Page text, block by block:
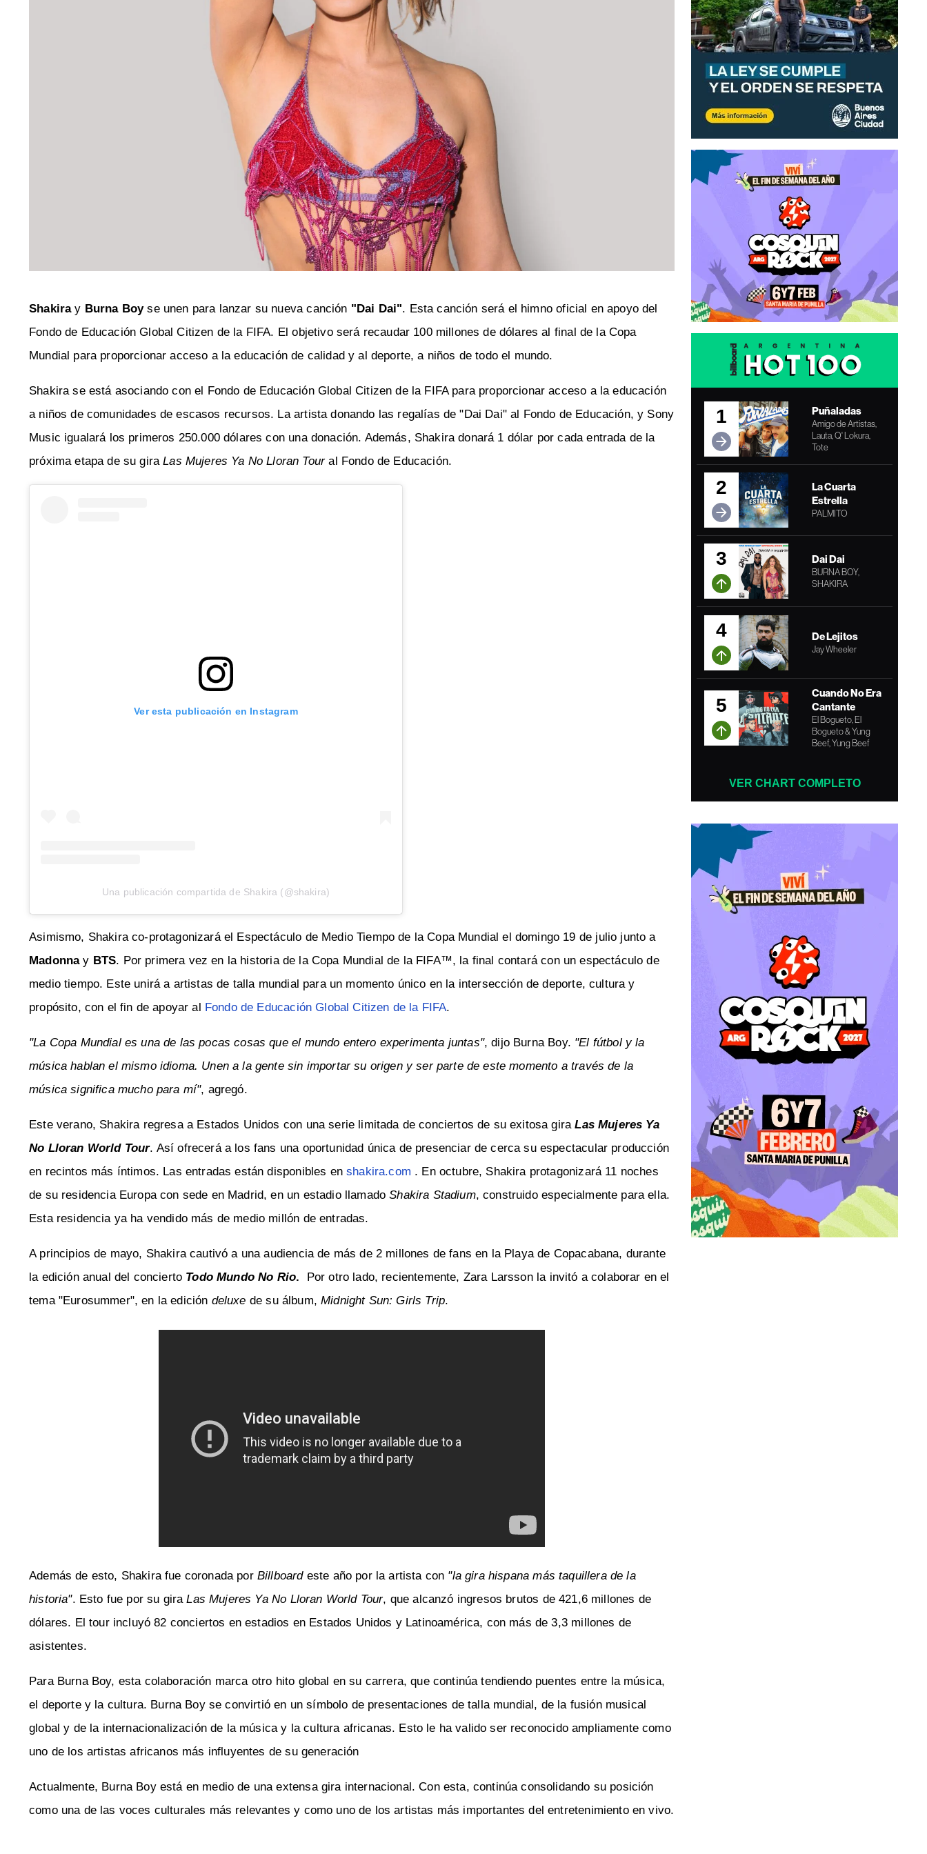
Shakiray Burna Boyse unen para lanzar su nueva canción "Dai Dai". Esta canción será el himno oficial en apoyo del
Fondo de Educación Global Citizen de la FIFA. El objetivo será recaudar 100 millones de dólares al final de la Copa
Mundial para proporcionar acceso a la educación de calidad y al deporte, a niños de todo el mundo.
Shakira se está asociando con el Fondo de Educación Global Citizen de la FIFA para proporcionar acceso a la educación
a niños de comunidades de escasos recursos. La artista donando las regalías de "Dai Dai" al Fondo de Educación, y Sony
Music igualará los primeros 250.000 dólares con una donación. Además, Shakira donará 1 dólar por cada entrada de la
próxima etapa de su giraLas Mujeres Ya No Lloran Toural Fondo de Educación.
Ver esta publicación en Instagram
Una publicación compartida de Shakira (@shakira)
Asimismo, Shakira co-protagonizará el Espectáculo de Medio Tiempo de la Copa Mundial el domingo 19 de julio junto a
Madonnay BTS. Por primera vez en la historia de la Copa Mundial de la FIFA™, la final contará con un espectáculo de
medio tiempo. Este unirá a artistas de talla mundial para un momento único en la intersección de deporte, cultura y
propósito, con el fin de apoyar al Fondo de Educación Global Citizen de la FIFA.
"La Copa Mundial es una de las pocas cosas que el mundo entero experimenta juntas", dijo Burna Boy. "El fútbol y la
música hablan el mismo idioma. Unen a la gente sin importar su origen y ser parte de este momento a través de la
música significa mucho para mí", agregó.
Este verano, Shakira regresa a Estados Unidos con una serie limitada de conciertos de su exitosa giraLas Mujeres Ya
No Lloran World Tour. Así ofrecerá a los fans una oportunidad única de presenciar de cerca su espectacular producción
en recintos más íntimos. Las entradas están disponibles enshakira.com . En octubre, Shakira protagonizará 11 noches
de su residencia Europa con sede en Madrid, en un estadio llamadoShakira Stadium, construido especialmente para ella.
Esta residencia ya ha vendido más de medio millón de entradas.
A principios de mayo, Shakira cautivó a una audiencia de más de 2 millones de fans en la Playa de Copacabana, durante
la edición anual del concierto Todo Mundo No Rio.
Por otro lado, recientemente, Zara Larsson la invitó a colaborar en el
tema "Eurosummer", en la edición deluxe de su álbum,Midnight Sun: Girls Trip.
Además de esto, Shakira fue coronada por Billboardeste año por la artista con "la gira hispana más taquillera de la
historia". Esto fue por su giraLas Mujeres Ya No Lloran World Tour, que alcanzó ingresos brutos de 421,6 millones de
dólares. El tour incluyó 82 conciertos en estadios en Estados Unidos y Latinoamérica, con más de 3,3 millones de
asistentes.
Para Burna Boy, esta colaboración marca otro hito global en su carrera, que continúa tendiendo puentes entre la música,
el deporte y la cultura. Burna Boy se convirtió en un símbolo de presentaciones de talla mundial, de la fusión musical
global y de la internacionalización de la música y la cultura africanas. Esto le ha valido ser reconocido ampliamente como
uno de los artistas africanos más influyentes de su generación
Actualmente, Burna Boy está en medio de una extensa gira internacional. Con esta, continúa consolidando su posición
como una de las voces culturales más relevantes y como uno de los artistas más importantes del entretenimiento en vivo.
1 Puñaladas
Amigo de Artistas,
Lauta, Q' Lokura,
Tote
2
La Cuarta
Estrella
PALMITO
3 Dai Dai
BURNA BOY,
SHAKIRA
4 De Lejitos
Jay Wheeler
5
Cuando No Era
Cantante
El Bogueto, El
Bogueto & Yung
Beef, Yung Beef
VER CHART COMPLETO